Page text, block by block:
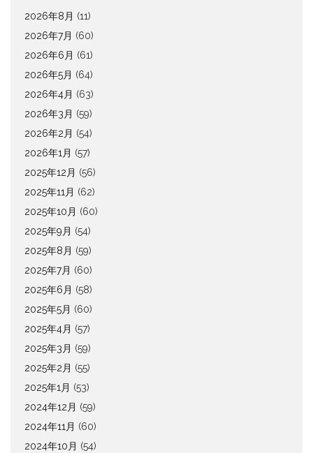
2026年8月 (11)
2026年7月 (60)
2026年6月 (61)
2026年5月 (64)
2026年4月 (63)
2026年3月 (59)
2026年2月 (54)
2026年1月 (57)
2025年12月 (56)
2025年11月 (62)
2025年10月 (60)
2025年9月 (54)
2025年8月 (59)
2025年7月 (60)
2025年6月 (58)
2025年5月 (60)
2025年4月 (57)
2025年3月 (59)
2025年2月 (55)
2025年1月 (53)
2024年12月 (59)
2024年11月 (60)
2024年10月 (54)